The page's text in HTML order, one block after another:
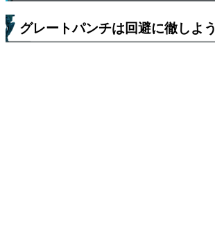
グレートパンチは回避に徹しよう